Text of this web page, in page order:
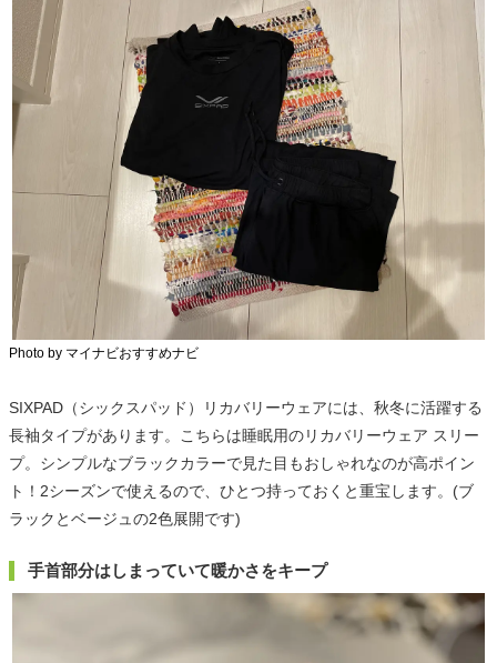
Photo by マイナビおすすめナビ
SIXPAD（シックスパッド）リカバリーウェアには、秋冬に活躍する
長袖タイプがあります。こちらは睡眠用のリカバリーウェア スリー
プ。シンプルなブラックカラーで見た目もおしゃれなのが高ポイン
ト！2シーズンで使えるので、ひとつ持っておくと重宝します。(ブ
ラックとベージュの2色展開です)
手首部分はしまっていて暖かさをキープ